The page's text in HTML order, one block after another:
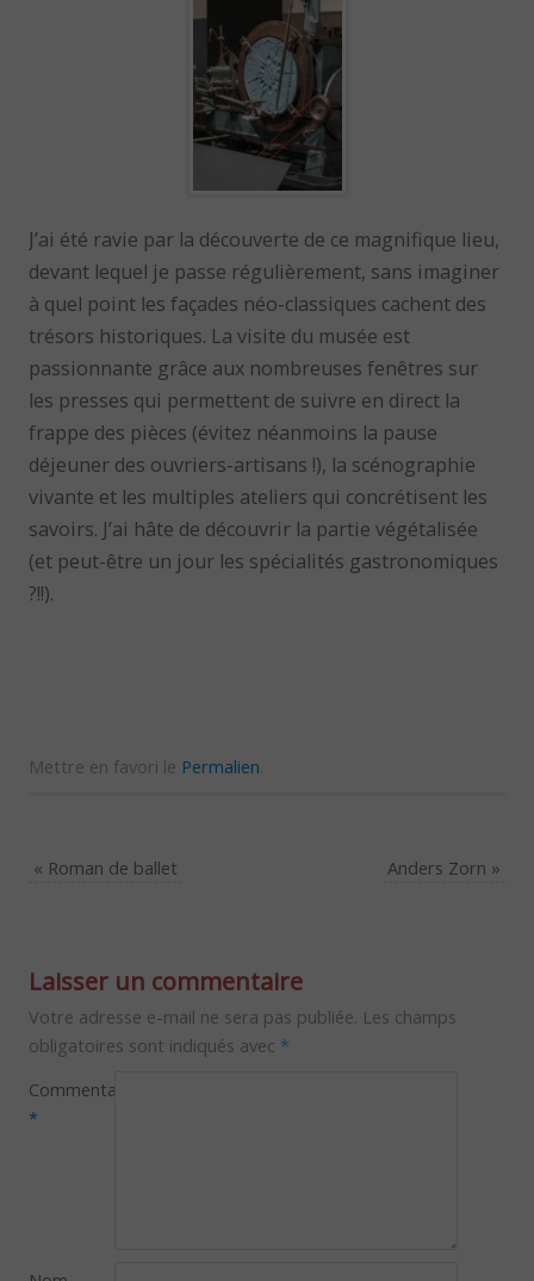
J’ai été ravie par la découverte de ce magnifique lieu,
devant lequel je passe régulièrement, sans imaginer
à quel point les façades néo-classiques cachent des
trésors historiques. La visite du musée est
passionnante grâce aux nombreuses fenêtres sur
les presses qui permettent de suivre en direct la
frappe des pièces (évitez néanmoins la pause
déjeuner des ouvriers-artisans !), la scénographie
vivante et les multiples ateliers qui concrétisent les
savoirs. J’ai hâte de découvrir la partie végétalisée
(et peut-être un jour les spécialités gastronomiques
?!!).
Mettre en favori le Permalien
« Roman de ballet Anders Zorn »
Laisser un commentaire
Votre adresse e-mail ne sera pas publiée. Les champs
obligatoires sont indiqués avec *
Commentaire
*